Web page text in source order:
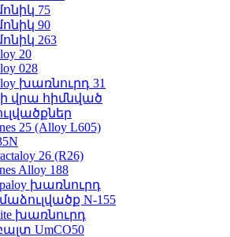
75
90
263
20
028
խառնուրդ 31
վրա հիմնված
25 (Alloy L605)
26 (R26)
Alloy 188
խառնուրդ
N-155
խառնուրդ
UmCO50